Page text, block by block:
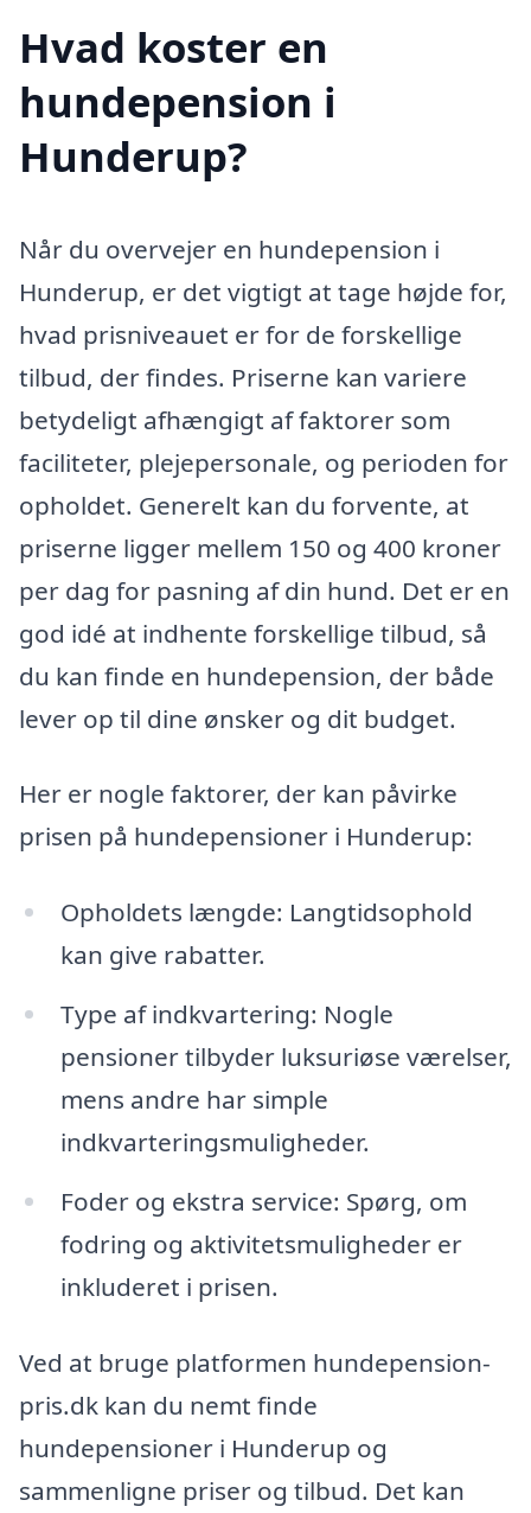
Hvad koster en
hundepension i
Hunderup?
Når du overvejer en hundepension i
Hunderup, er det vigtigt at tage højde for,
hvad prisniveauet er for de forskellige
tilbud, der findes. Priserne kan variere
betydeligt afhængigt af faktorer som
faciliteter, plejepersonale, og perioden for
opholdet. Generelt kan du forvente, at
priserne ligger mellem 150 og 400 kroner
per dag for pasning af din hund. Det er en
god idé at indhente forskellige tilbud, så
du kan finde en hundepension, der både
lever op til dine ønsker og dit budget.
Her er nogle faktorer, der kan påvirke
prisen på hundepensioner i Hunderup:
Opholdets længde: Langtidsophold
kan give rabatter.
Type af indkvartering: Nogle
pensioner tilbyder luksuriøse værelser,
mens andre har simple
indkvarteringsmuligheder.
Foder og ekstra service: Spørg, om
fodring og aktivitetsmuligheder er
inkluderet i prisen.
Ved at bruge platformen hundepension-
pris.dk kan du nemt finde
hundepensioner i Hunderup og
sammenligne priser og tilbud. Det kan